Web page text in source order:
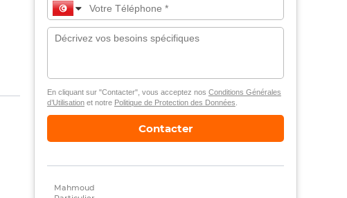
En cliquant sur "Contacter", vous acceptez nos Conditions Générales
d’Utilisationet notre Politique de Protection des Données
Contacter
Mahmoud